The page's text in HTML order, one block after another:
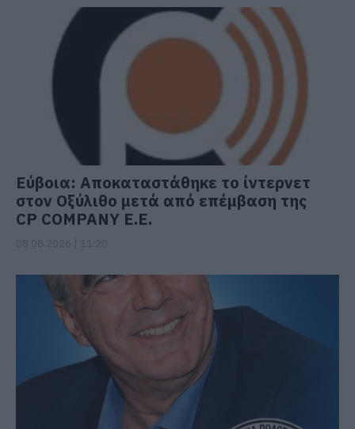
Εύβοια: Αποκαταστάθηκε το ίντερνετ
στον Οξύλιθο μετά από επέμβαση της
CP COMPANY Ε.Ε.